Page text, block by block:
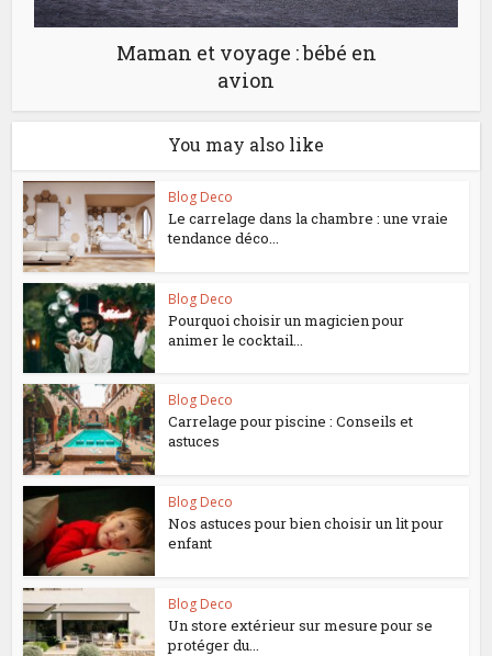
Maman et voyage : bébé en
avion
You may also like
Blog Deco
Le carrelage dans la chambre : une vraie
tendance déco...
Blog Deco
Pourquoi choisir un magicien pour
animer le cocktail...
Blog Deco
Carrelage pour piscine : Conseils et
astuces
Blog Deco
Nos astuces pour bien choisir un lit pour
enfant
Blog Deco
Un store extérieur sur mesure pour se
protéger du...